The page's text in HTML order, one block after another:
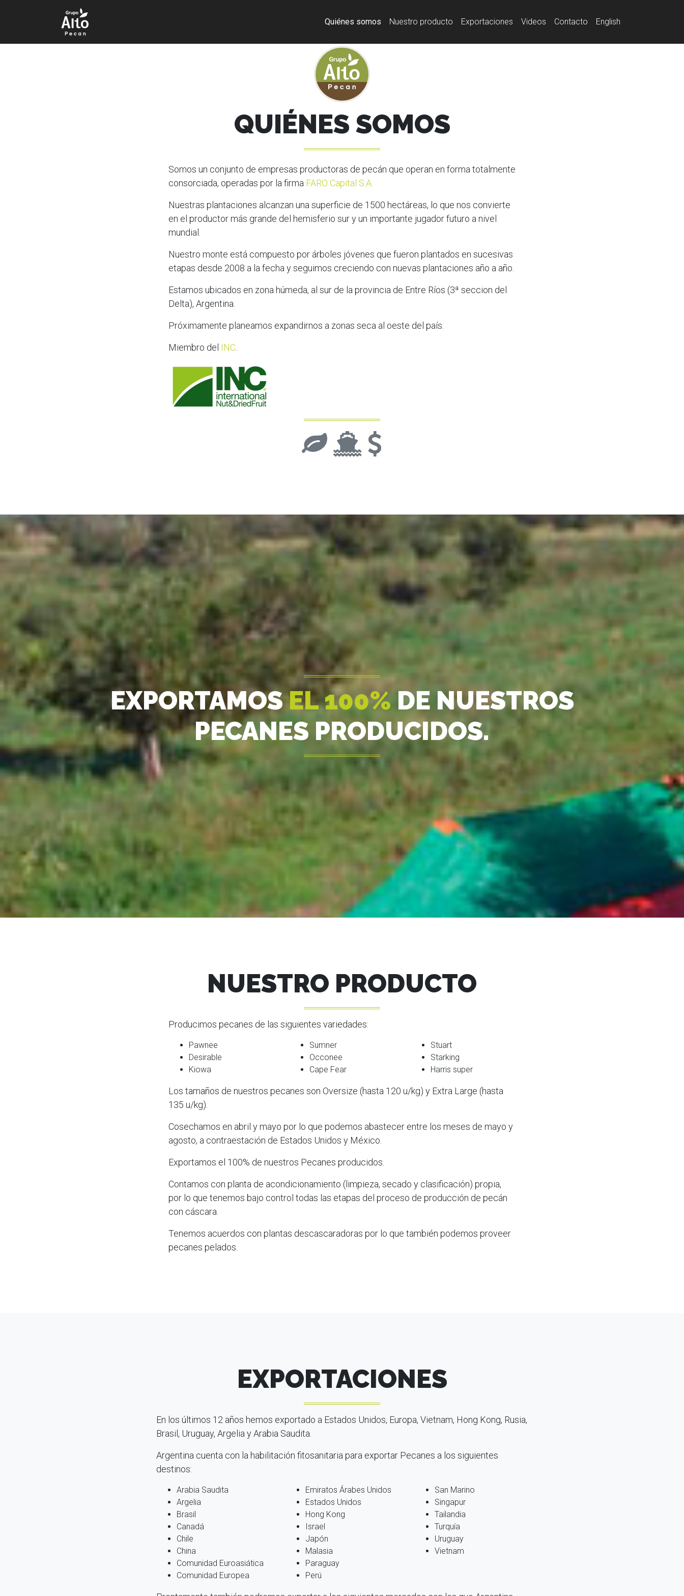
Quiénes somos Nuestro producto Exportaciones Videos Contacto English
QUIÉNES SOMOS
Somos un conjunto de empresas productoras de pecán que operan en forma totalmente
consorciada, operadas por la firma FARO Capital S.A.
Nuestras plantaciones alcanzan una superficie de 1500 hectáreas, lo que nos convierte
en el productor más grande del hemisferio sur y un importante jugador futuro a nivel
mundial.
Nuestro monte está compuesto por árboles jóvenes que fueron plantados en sucesivas
etapas desde 2008 a la fecha y seguimos creciendo con nuevas plantaciones año a año.
Estamos ubicados en zona húmeda, al sur de la provincia de Entre Ríos (3ª seccion del
Delta), Argentina.
Próximamente planeamos expandirnos a zonas seca al oeste del país.
Miembro del INC
EXPORTAMOSEL 100%DE NUESTROS
PECANES PRODUCIDOS.
NUESTRO PRODUCTO
Producimos pecanes de las siguientes variedades:
Pawnee
Desirable
Kiowa
Sumner
Occonee
Cape Fear
Stuart
Starking
Harris super
Los tamaños de nuestros pecanes son Oversize (hasta 120 u/kg) y Extra Large (hasta
135 u/kg).
Cosechamos en abril y mayo por lo que podemos abastecer entre los meses de mayo y
agosto, a contraestación de Estados Unidos y México.
Exportamos el 100% de nuestros Pecanes producidos.
Contamos con planta de acondicionamiento (limpieza, secado y clasificación) propia,
por lo que tenemos bajo control todas las etapas del proceso de producción de pecán
con cáscara.
Tenemos acuerdos con plantas descascaradoras por lo que también podemos proveer
pecanes pelados.
EXPORTACIONES
En los últimos 12 años hemos exportado a Estados Unidos, Europa, Vietnam, Hong Kong, Rusia,
Brasil, Uruguay, Argelia y Arabia Saudita.
Argentina cuenta con la habilitación fitosanitaria para exportar Pecanes a los siguientes
destinos:
Arabia Saudita
Argelia
Brasil
Canadá
Chile
China
Comunidad Euroasiática
Comunidad Europea
Emiratos Árabes Unidos
Estados Unidos
Hong Kong
Israel
Japón
Malasia
Paraguay
Perú
San Marino
Singapur
Tailandia
Turquía
Uruguay
Vietnam